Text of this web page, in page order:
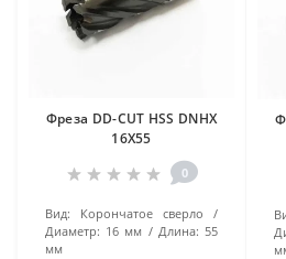
Фреза DD-CUT HSS DNHX
16Х55
0
Вид:
Корончатое сверло
Диаметр: 16 мм Длина: 55
мм